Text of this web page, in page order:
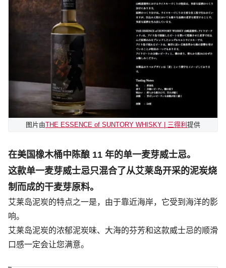
图片由THE ESSENCE of SUNTORY WHISKY | 三得利 提供
在美国橡木桶中陈酿 11 年的单一麦芽威士忌。
这款单一麦芽威士忌只混合了从艾莱岛开采的泥炭烧
制而成的干麦芽原料。
艾莱岛泥炭的特点之一是，由于靠近海岸，它受到海洋的影
响。
艾莱岛泥炭的浓郁泥炭味、大海的芬芳和这款威士忌的顺滑
口感一定会让您满意。